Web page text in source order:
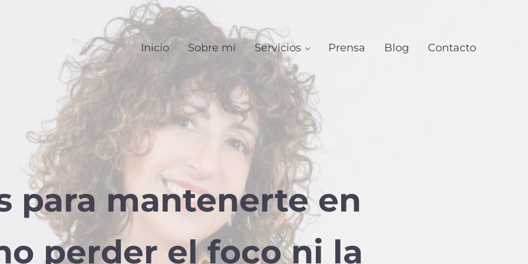
Inicio Sobre mí Servicios Prensa Blog Contacto
para mantenerte en
perder el foco ni la